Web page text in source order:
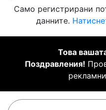
Само регистрирани
данните.
Това
Поздравления!